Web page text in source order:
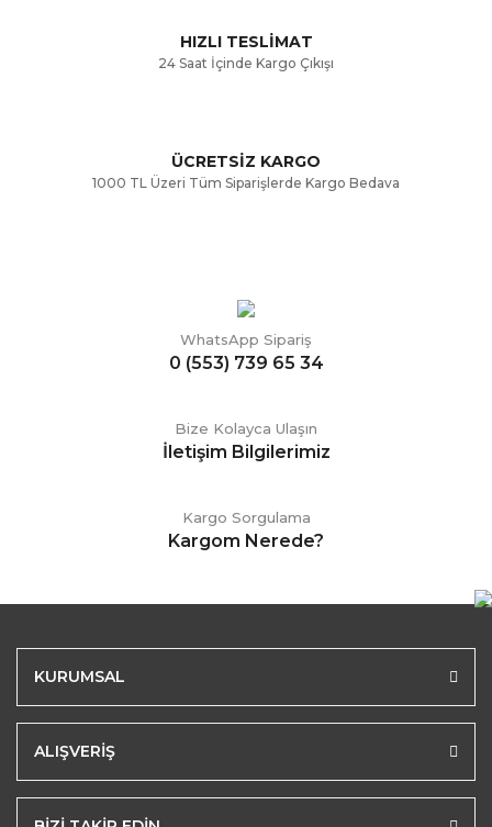
Gönder
HIZLI TESLİMAT
24 Saat İçinde Kargo Çıkışı
ÜCRETSİZ KARGO
1000 TL Üzeri Tüm Siparişlerde Kargo Bedava
WhatsApp Sipariş
0 (553) 739 65 34
Bize Kolayca Ulaşın
İletişim Bilgilerimiz
Kargo Sorgulama
Kargom Nerede?
KURUMSAL
ALIŞVERİŞ